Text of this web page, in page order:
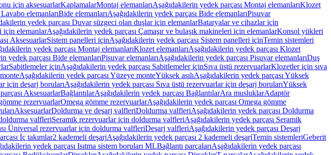
için aksesuarlarKaplamalarMontaj elemanlarıAşağıdakilerin yedek parçası Montaj elemanlarıKlozet
elemanlarıBide elemanlarıAşağıdakilerin yedek parçası Bide elemanlarıPisuvar
yedek parçası Duvar süzgeci olan duşlar için elemanlarBataryalar ve cihazlar için
için elemanlarAşağıdakilerin yedek parçası Çamaşır ve bulaşık makineleri için elemanlarKonsol yükleri
AksesuarlarSistem panelleri içinAşağıdakilerin yedek parçası Sistem panelleri içinTemin sistemleri
yedek parçası Montaj elemanlarıKlozet elemanlarıAşağıdakilerin yedek parçası Klozet
yedek parçası Bide elemanlarıPisuvar elemanlarıAşağıdakilerin yedek parçası Pisuvar elemanlarıDuş
Sabitlemeler içinAşağıdakilerin yedek parçası Sabitlemeler içinSıva üstü rezervuarlarKlozetler için sıva
Aşağıdakilerin yedek parçası Yüzeye monteYüksek asılıAşağıdakilerin yedek parçası Yüksek
için deşarj borularıAşağıdakilerin yedek parçası Sıva üstü rezervuarlar için deşarj borularıYüksek
AksesuarlarBağlantılarAşağıdakilerin yedek parçası BağlantılarAra musluklarAdaptör
rezervuarlarOmega gömme rezervuarlarAşağıdakilerin yedek parçası Omega gömme
AksesuarlarDoldurma ve deşarj valfleriDoldurma valfleriAşağıdakilerin yedek parçası Doldurma
valfleriSeramik rezervuarlar için doldurma valfleriAşağıdakilerin yedek parçası Seramik
Üniversal rezervuarlar için doldurma valfleriDeşarj valfleriAşağıdakilerin yedek parçası Deşarj
İç takımlar2 kademeli deşarjAşağıdakilerin yedek parçası 2 kademeli deşarjTemin sistemleriGeberit
yedek parçası Isıtma sistem boruları MLBağlantı parçalarıAşağıdakilerin yedek parçası